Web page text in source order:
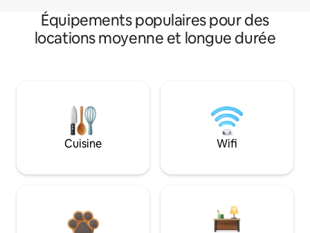
Équipements populaires pour des
locations moyenne et longue durée
Cuisine Wifi